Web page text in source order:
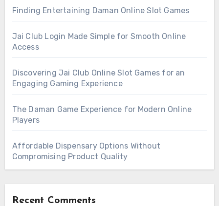
Finding Entertaining Daman Online Slot Games
Jai Club Login Made Simple for Smooth Online
Access
Discovering Jai Club Online Slot Games for an
Engaging Gaming Experience
The Daman Game Experience for Modern Online
Players
Affordable Dispensary Options Without
Compromising Product Quality
Recent Comments